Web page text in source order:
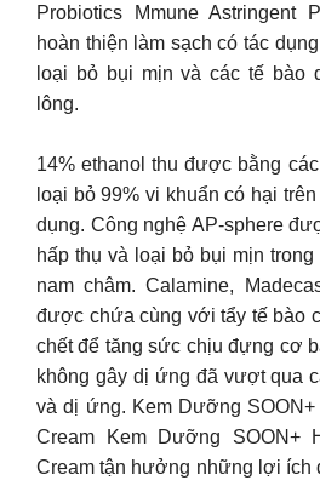
Probiotics Mmune Astringent
hoàn thiện làm sạch có tác
loại bỏ bụi mịn và các tế bào
lông.
14% ethanol thu được bằng
loại bỏ 99% vi khuẩn có hại
dụng. Công nghệ AP-sphere
hấp thụ và loại bỏ bụi mịn
nam châm. Calamine,
được chứa cùng với tẩy tế bào
chết để tăng sức chịu đựng cơ
không gây dị ứng đã vượt qua
và dị ứng. Kem Dưỡng SOON+
Cream Kem Dưỡng SOON+
Cream tận hưởng những lợi ích